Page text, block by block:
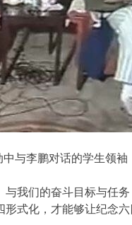
与李鹏对话的学生领袖
我们的奋斗目标与任
式化，才能够让纪念